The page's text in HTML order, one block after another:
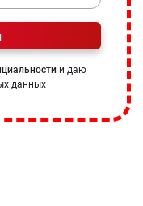
и даю
данных